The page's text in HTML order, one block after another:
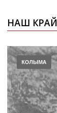
НАШ КРАЙ
КОЛЫМА